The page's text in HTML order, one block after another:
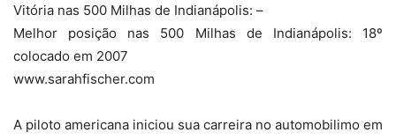
Vitória nas 500 Milhas de Indianápolis: –
Melhor posição nas 500 Milhas de Indianápolis: 18º
colocado em 2007
www.sarahfischer.com
A piloto americana iniciou sua carreira no automobilimo em